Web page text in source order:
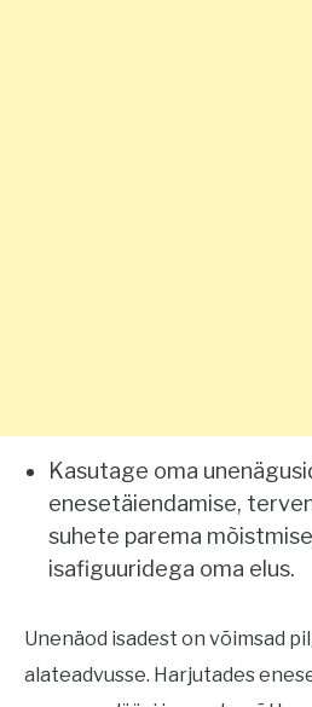
Kasutage oma
enesetäiendamise,
suhete parema
isafiguuridega oma elus.
Unenäod isadest on võimsad
alateadvusse. Harjutades